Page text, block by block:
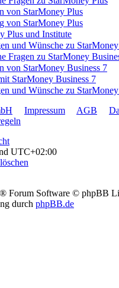
von StarMoney Plus
von StarMoney Plus
Plus und Institute
und Wünsche zu
Fragen zu StarMoney
StarMoney Business 7
StarMoney Business 7
und Wünsche zu StarMoney
Impressum AGB
UTC+02:00
® Forum Software © phpBB
durch phpBB.de